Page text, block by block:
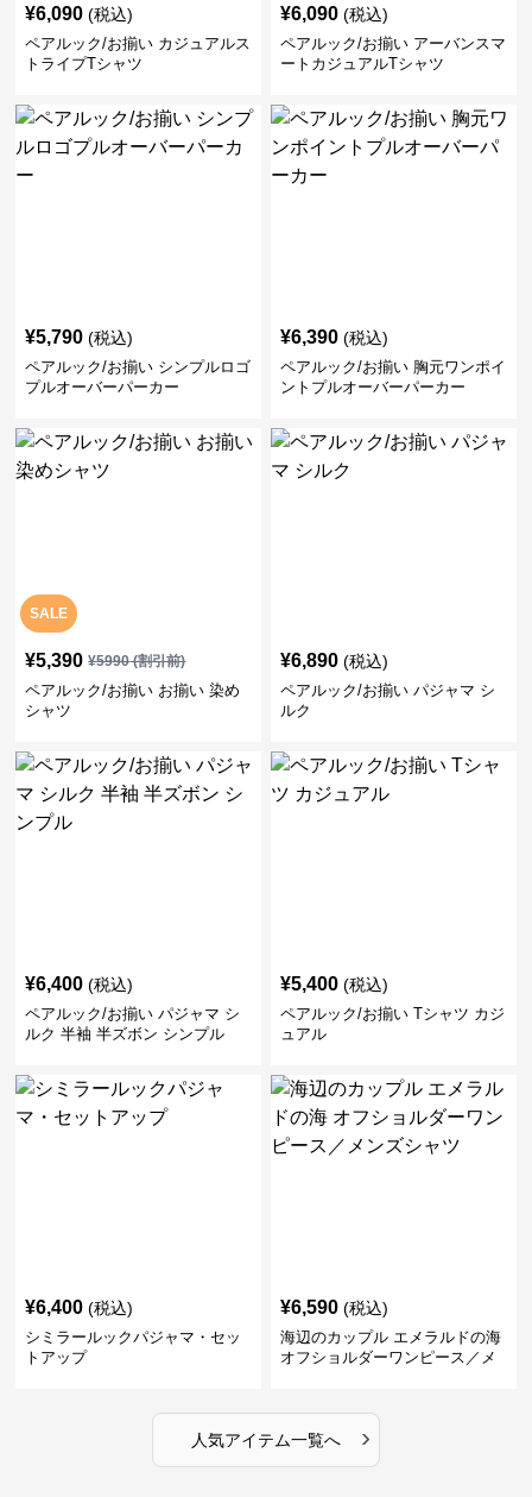
¥6,090 (税込)
ペアルック/お揃い カジュアルス
トライプTシャツ
¥6,090 (税込)
ペアルック/お揃い アーバンスマ
ートカジュアルTシャツ
¥5,790 (税込)
ペアルック/お揃い シンプルロゴ
プルオーバーパーカー
¥6,390 (税込)
ペアルック/お揃い 胸元ワンポイ
ントプルオーバーパーカー
SALE
¥5,390 ¥5990(割引前)
ペアルック/お揃い お揃い 染め
シャツ
¥6,890 (税込)
ペアルック/お揃い パジャマ シ
ルク
¥6,400 (税込)
ペアルック/お揃い パジャマ シ
ルク 半袖 半ズボン シンプル
¥5,400 (税込)
ペアルック/お揃い Tシャツ カジ
ュアル
¥6,400 (税込)
シミラールックパジャマ・セッ
トアップ
¥6,590 (税込)
海辺のカップル エメラルドの海
オフショルダーワンピース／メ
人気アイテム一覧へ ›